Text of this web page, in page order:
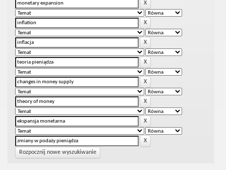
Rozpocznij nowe wyszukiwanie